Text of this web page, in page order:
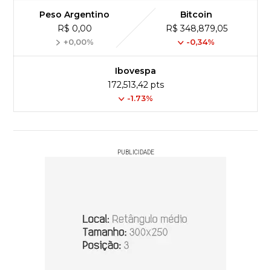
Peso Argentino
R$ 0,00
+0,00%
Bitcoin
R$ 348,879,05
-0,34%
Ibovespa
172,513,42 pts
-1.73%
PUBLICIDADE